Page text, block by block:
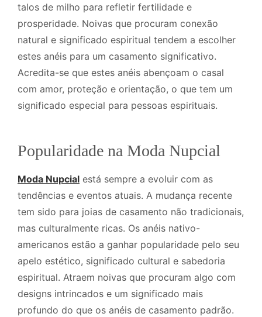
talos de milho para refletir fertilidade e
prosperidade. Noivas que procuram conexão
natural e significado espiritual tendem a escolher
estes anéis para um casamento significativo.
Acredita-se que estes anéis abençoam o casal
com amor, proteção e orientação, o que tem um
significado especial para pessoas espirituais.
Popularidade na Moda Nupcial
Moda Nupcial está sempre a evoluir com as
tendências e eventos atuais. A mudança recente
tem sido para joias de casamento não tradicionais,
mas culturalmente ricas. Os anéis nativo-
americanos estão a ganhar popularidade pelo seu
apelo estético, significado cultural e sabedoria
espiritual. Atraem noivas que procuram algo com
designs intrincados e um significado mais
profundo do que os anéis de casamento padrão.